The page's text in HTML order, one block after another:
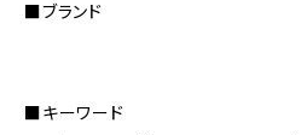
■ブランド
■キーワード